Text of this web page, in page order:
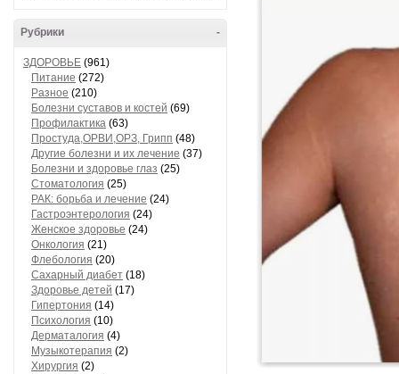
-
Рубрики
ЗДОРОВЬЕ (961)
Питание (272)
Разное (210)
Болезни суставов и костей (69)
Профилактика (63)
Простуда,ОРВИ,ОРЗ, Грипп (48)
Другие болезни и их лечение (37)
Болезни и здоровье глаз (25)
Стоматология (25)
РАК: борьба и лечение (24)
Гастроэнтерология (24)
Женское здоровье (24)
Онкология (21)
Флебология (20)
Сахарный диабет (18)
Здоровье детей (17)
Гипертония (14)
Психология (10)
Дерматалогия (4)
Музыкотерапия (2)
Хирургия (2)